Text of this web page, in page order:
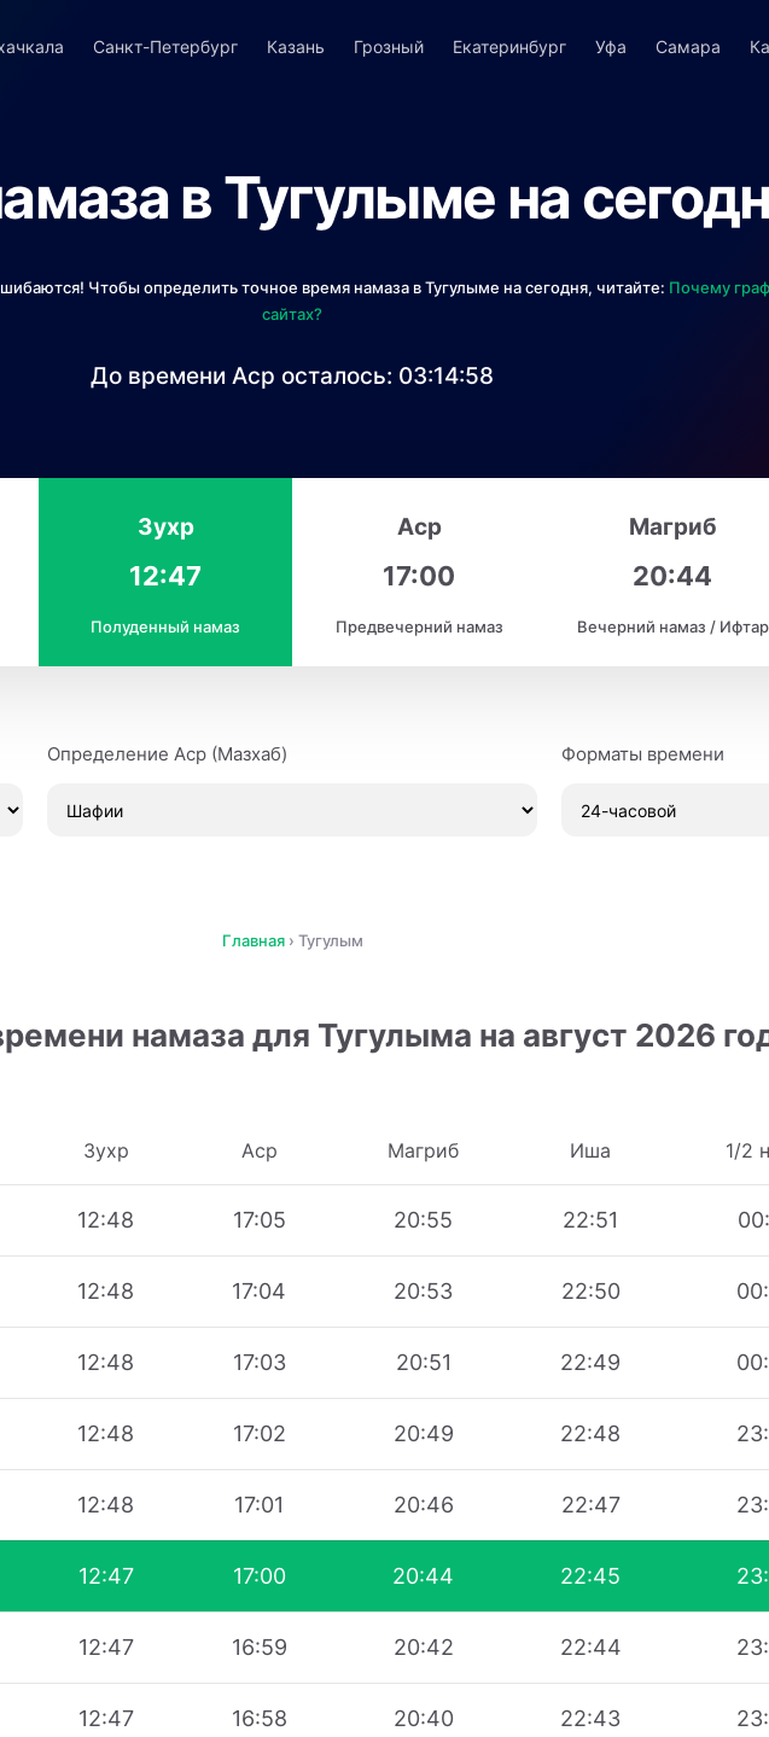
Санкт-Петербург Казань Грозный Екатеринбург Уфа Самара
в Тугулыме на
Чтобы определить точное время намаза в Тугулыме на сегодня, читайте: Почему
сайтах?
До времени Аср осталось: 03:14:57
Зухр
12:47
Полуденный намаз
Аср
17:00
Предвечерний намаз
Магриб
20:44
Вечерний намаз / Ифтар
Определение Аср (Мазхаб) Форматы времени
Главная› Тугулым
намаза для Тугулыма на август 2026
Зухр Аср Магриб Иша 1/2
12:48 17:05 20:55 22:51
12:48 17:04 20:53 22:50
12:48 17:03 20:51 22:49
12:48 17:02 20:49 22:48
12:48 17:01 20:46 22:47
12:47 17:00 20:44 22:45
12:47 16:59 20:42 22:44
12:47 16:58 20:40 22:43